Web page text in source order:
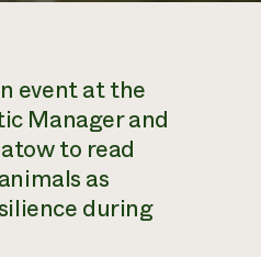
event at the
Manager and
to read
as
during